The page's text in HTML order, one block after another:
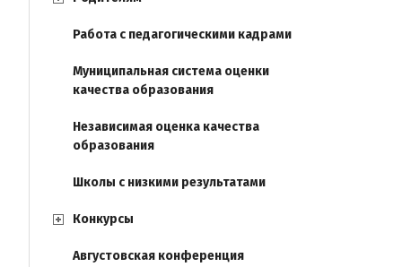
Работа с педагогическими кадрами
Муниципальная система оценки
качества образования
Независимая оценка качества
образования
Школы с низкими результатами
Конкурсы
Августовская конференция